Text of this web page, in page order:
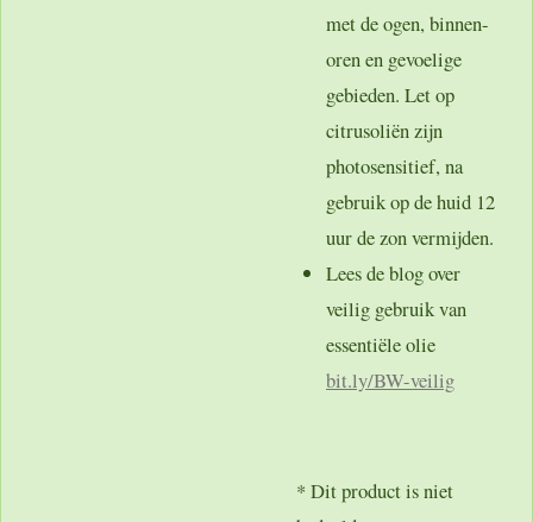
met de ogen, binnen-
oren en gevoelige
gebieden. Let op
citrusoliën zijn
photosensitief, na
gebruik op de huid 12
uur de zon vermijden.
Lees de blog over
veilig gebruik van
essentiële olie
bit.ly/BW-veilig
* Dit product is niet